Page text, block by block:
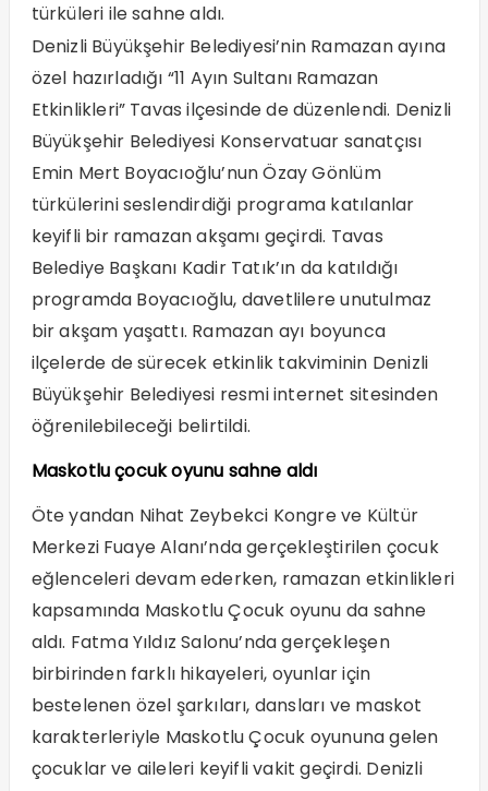
türküleri ile sahne aldı.
Denizli Büyükşehir Belediyesi’nin Ramazan ayına
özel hazırladığı “11 Ayın Sultanı Ramazan
Etkinlikleri” Tavas ilçesinde de düzenlendi. Denizli
Büyükşehir Belediyesi Konservatuar sanatçısı
Emin Mert Boyacıoğlu’nun Özay Gönlüm
türkülerini seslendirdiği programa katılanlar
keyifli bir ramazan akşamı geçirdi. Tavas
Belediye Başkanı Kadir Tatık’ın da katıldığı
programda Boyacıoğlu, davetlilere unutulmaz
bir akşam yaşattı. Ramazan ayı boyunca
ilçelerde de sürecek etkinlik takviminin Denizli
Büyükşehir Belediyesi resmi internet sitesinden
öğrenilebileceği belirtildi.
Maskotlu çocuk oyunu sahne aldı
Öte yandan Nihat Zeybekci Kongre ve Kültür
Merkezi Fuaye Alanı’nda gerçekleştirilen çocuk
eğlenceleri devam ederken, ramazan etkinlikleri
kapsamında Maskotlu Çocuk oyunu da sahne
aldı. Fatma Yıldız Salonu’nda gerçekleşen
birbirinden farklı hikayeleri, oyunlar için
bestelenen özel şarkıları, dansları ve maskot
karakterleriyle Maskotlu Çocuk oyununa gelen
çocuklar ve aileleri keyifli vakit geçirdi. Denizli